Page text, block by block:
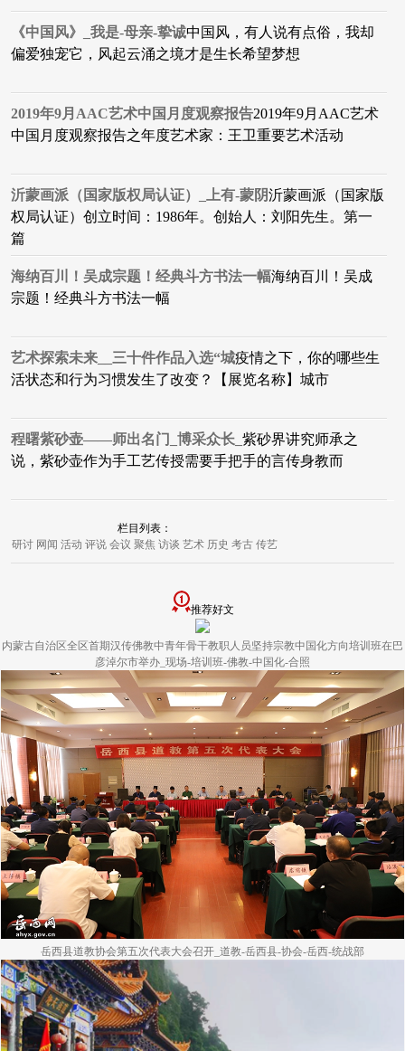
《中国风》_我是-母亲-挚诚中国风，有人说有点俗，我却
偏爱独宠它，风起云涌之境才是生长希望梦想
2019年9月AAC艺术中国月度观察报告2019年9月AAC艺术
中国月度观察报告之年度艺术家：王卫重要艺术活动
沂蒙画派（国家版权局认证）_上有-蒙阴沂蒙画派（国家版
权局认证）创立时间：1986年。创始人：刘阳先生。第一
篇
海纳百川！吴成宗题！经典斗方书法一幅海纳百川！吴成
宗题！经典斗方书法一幅
艺术探索未来__三十件作品入选“城疫情之下，你的哪些生
活状态和行为习惯发生了改变？【展览名称】城市
程曙紫砂壶——师出名门_博采众长_ 紫砂界讲究师承之
说，紫砂壶作为手工艺传授需要手把手的言传身教而
栏目列表：
研讨 网闻 活动 评说 会议 聚焦 访谈 艺术 历史 考古 传艺
推荐好文
内蒙古自治区全区首期汉传佛教中青年骨干教职人员坚持宗教中国化方向培训班在巴
彦淖尔市举办_现场-培训班-佛教-中国化-合照
岳西县道教协会第五次代表大会召开_道教-岳西县-协会-岳西-统战部